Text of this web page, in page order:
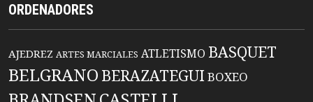
ORDENADORES
AJEDREZ ARTES MARCIALES ATLETISMO BASQUET
BELGRANO BERAZATEGUIBOXEO